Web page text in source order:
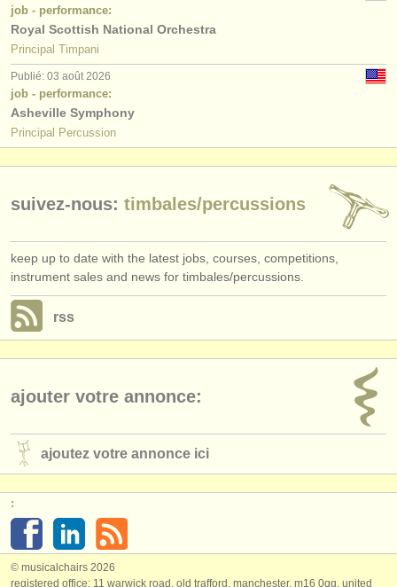
job - performance:
Royal Scottish National Orchestra
Principal Timpani
Publié: 03 août 2026
job - performance:
Asheville Symphony
Principal Percussion
suivez-nous: timbales/percussions
keep up to date with the latest jobs, courses, competitions,
instrument sales and news for timbales/percussions.
rss
ajouter votre annonce:
ajoutez votre annonce ici
:
© musicalchairs 2026
registered office: 11 warwick road, old trafford, manchester, m16 0qq, united